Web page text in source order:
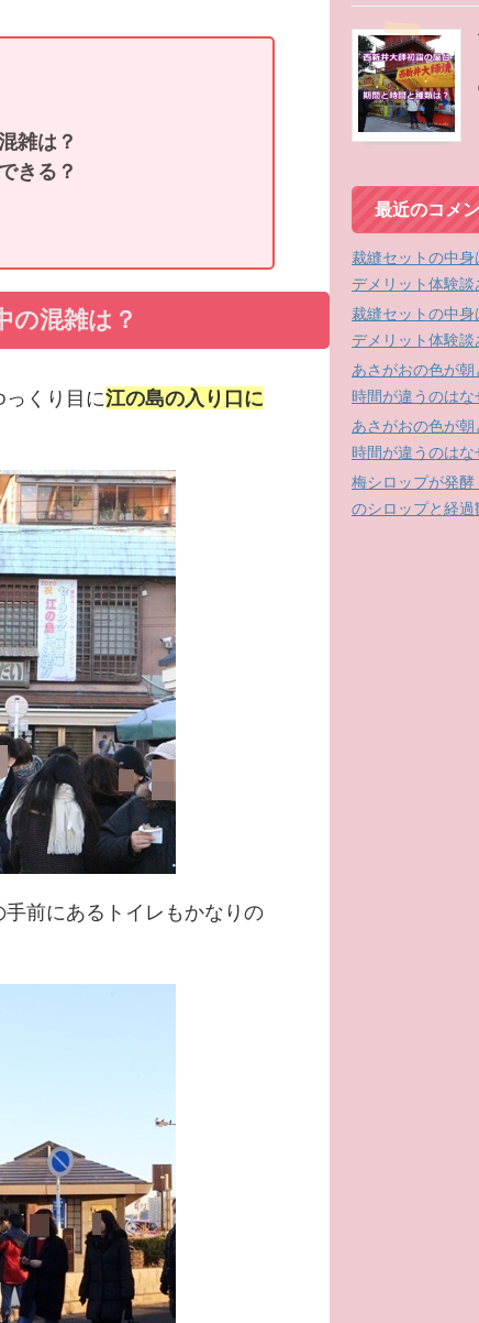
雑は？
きる？
の混雑は？
くり目に江の島の入り口に
前にあるトイレもかなりの
最近のコメ
裁縫セットの中
デメリット体験談
裁縫セットの中
デメリット体験談
あさがおの色が
時間が違うのはな
あさがおの色が
時間が違うのはな
梅シロップが発
のシロップと経過